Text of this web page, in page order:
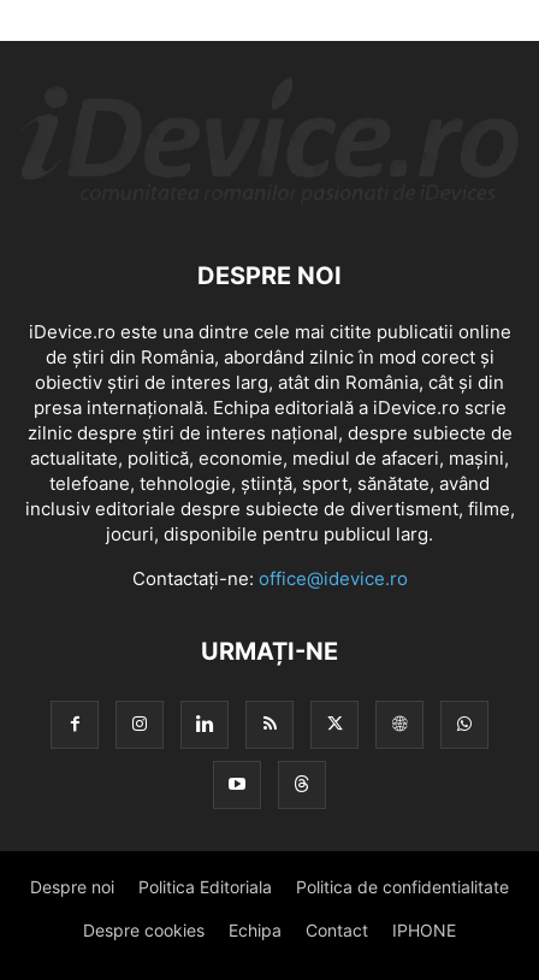
DESPRE NOI
iDevice.ro este una dintre cele mai citite publicatii online
de știri din România, abordând zilnic în mod corect și
obiectiv știri de interes larg, atât din România, cât și din
presa internațională. Echipa editorială a iDevice.ro scrie
zilnic despre știri de interes național, despre subiecte de
actualitate, politică, economie, mediul de afaceri, mașini,
telefoane, tehnologie, știință, sport, sănătate, având
inclusiv editoriale despre subiecte de divertisment, filme,
jocuri, disponibile pentru publicul larg.
Contactați-ne: office@idevice.ro
URMAȚI-NE
Despre noi Politica Editoriala Politica de confidentialitate
Despre cookies Echipa Contact IPHONE